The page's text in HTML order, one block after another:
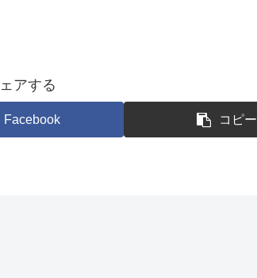
アする
Facebook コピー